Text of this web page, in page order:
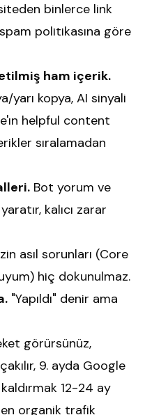
binlerce link
spam politikasına göre
ham içerik.
yarı kopya, AI sinyali
helpful content
sıralamadan
Bot yorum ve
kalıcı zarar
asıl sorunları (Core
hiç dokunulmaz.
"Yapıldı" denir ama
görürsünüz,
9. ayda Google
12-24 ay
organik trafik